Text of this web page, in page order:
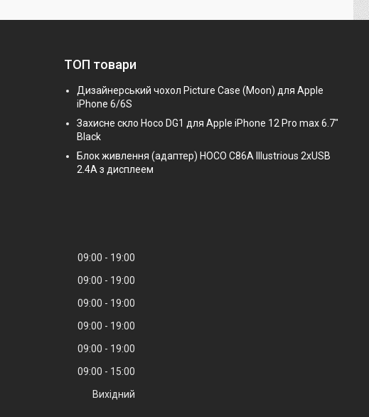
ТОП товари
Дизайнерський чохол Picture Case (Moon) для Apple
iPhone 6/6S
Захисне скло Hoco DG1 для Apple iPhone 12 Pro max 6.7"
Black
Блок живлення (адаптер) HOCO C86A Illustrious 2xUSB
2.4A з дисплеем
09:00
19:00
09:00
19:00
09:00
19:00
09:00
19:00
09:00
19:00
09:00
15:00
Вихідний